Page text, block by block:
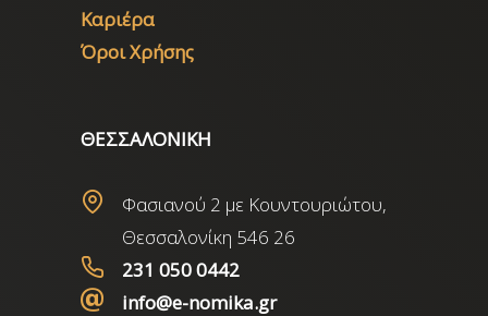
Καριέρα
Όροι Χρήσης
ΘΕΣΣΑΛΟΝΙΚΗ
Φασιανού 2 με Κουντουριώτου,
Θεσσαλονίκη 546 26
231 050 0442
info@e-nomika.gr